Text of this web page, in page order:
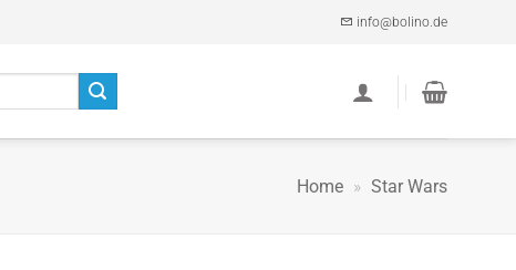
info@bolino.de
Home » Star Wars